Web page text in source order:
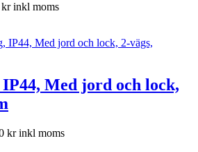
krinkl moms
Med jord och lock,
krinkl moms